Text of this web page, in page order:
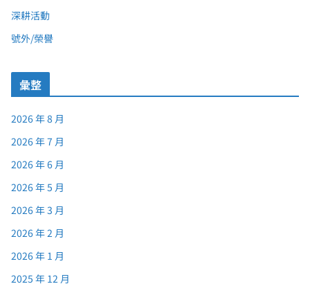
深耕活動
號外/榮譽
彙整
2026 年 8 月
2026 年 7 月
2026 年 6 月
2026 年 5 月
2026 年 3 月
2026 年 2 月
2026 年 1 月
2025 年 12 月